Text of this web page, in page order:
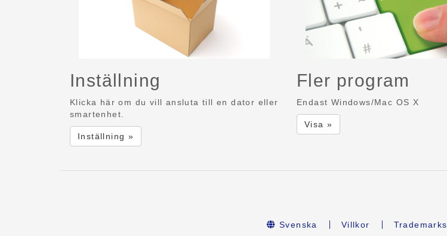
Inställning
Klicka här om du vill ansluta till en dator eller
smartenhet.
Inställning »
Fler program
Endast Windows/Mac OS X
Visa »
Svenska Villkor Trademarks